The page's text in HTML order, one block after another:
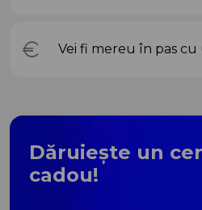
Vei fi mereu în pas
Dăruiește un
cadou!